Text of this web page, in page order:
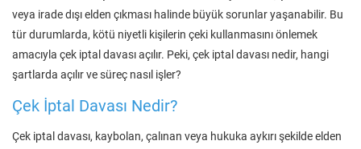
veya irade dışı elden çıkması halinde büyük sorunlar yaşanabilir. Bu
tür durumlarda, kötü niyetli kişilerin çeki kullanmasını önlemek
amacıyla çek iptal davası açılır. Peki, çek iptal davası nedir, hangi
şartlarda açılır ve süreç nasıl işler?
Çek İptal Davası Nedir?
Çek iptal davası, kaybolan, çalınan veya hukuka aykırı şekilde elden